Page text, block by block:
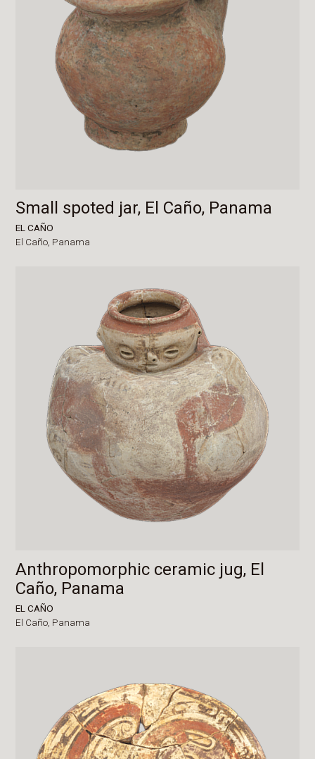
Small spoted jar, El Caño, Panama
EL CAÑO
El Caño, Panama
Anthropomorphic ceramic jug, El
Caño, Panama
EL CAÑO
El Caño, Panama